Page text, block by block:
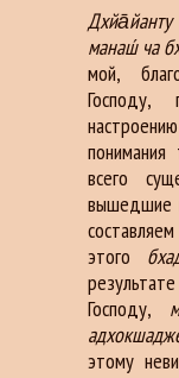
манаш́ ча
мой,
всего
вышедшие
этого
Господу,
этому